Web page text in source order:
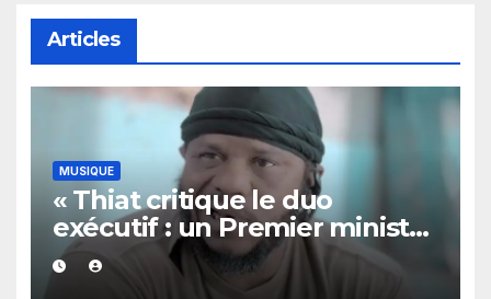
Articles
MUSIQUE
« Thiat critique le duo
exécutif : un Premier ministre
“qui veut assumer sans
occuper le poste” »